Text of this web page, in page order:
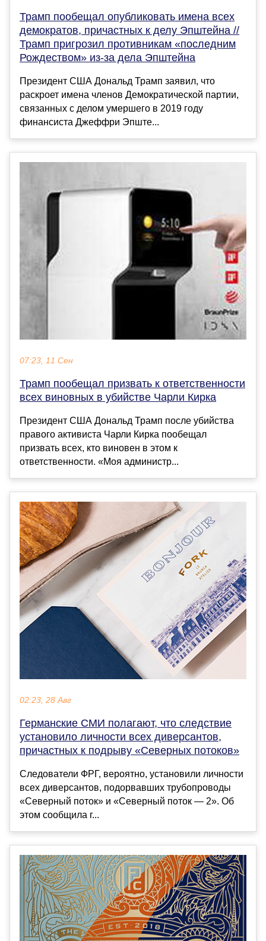
Трамп пообещал опубликовать имена всех
демократов, причастных к делу Эпштейна //
Трамп пригрозил противникам «последним
Рождеством» из-за дела Эпштейна
Президент США Дональд Трамп заявил, что
раскроет имена членов Демократической партии,
связанных с делом умершего в 2019 году
финансиста Джеффри Эпште...
07:23, 11 Сен
Трамп пообещал призвать к ответственности
всех виновных в убийстве Чарли Кирка
Президент США Дональд Трамп после убийства
правого активиста Чарли Кирка пообещал
призвать всех, кто виновен в этом к
ответственности. «Моя администр...
02:23, 28 Авг
Германские СМИ полагают, что следствие
установило личности всех диверсантов,
причастных к подрыву «Северных потоков»
Следователи ФРГ, вероятно, установили личности
всех диверсантов, подорвавших трубопроводы
«Северный поток» и «Северный поток — 2». Об
этом сообщила г...